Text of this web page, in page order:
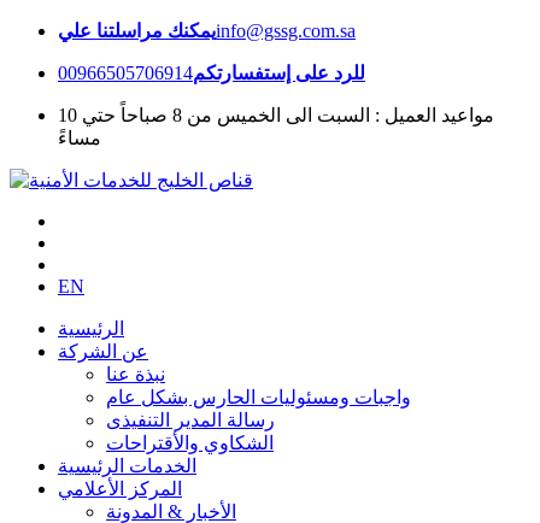
يمكنك مراسلتنا عليinfo@gssg.com.sa
للرد على إستفسارتكم00966505706914
مواعيد العميل : السبت الى الخميس من 8 صباحاً حتي 10
مساءً
EN
الرئيسية
عن الشركة
نبذة عنا
واجبات ومسئوليات الحارس بشكل عام
رسالة المدير التنفيذى
الشكاوي والأقتراحات
الخدمات الرئيسية
المركز الأعلامي
الأخبار & المدونة